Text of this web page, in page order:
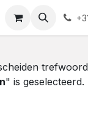
" is